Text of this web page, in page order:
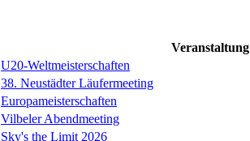
Veranstaltung
U20-Weltmeisterschaften
38. Neustädter Läufermeeting
Europameisterschaften
Vilbeler Abendmeeting
Sky's the Limit 2026